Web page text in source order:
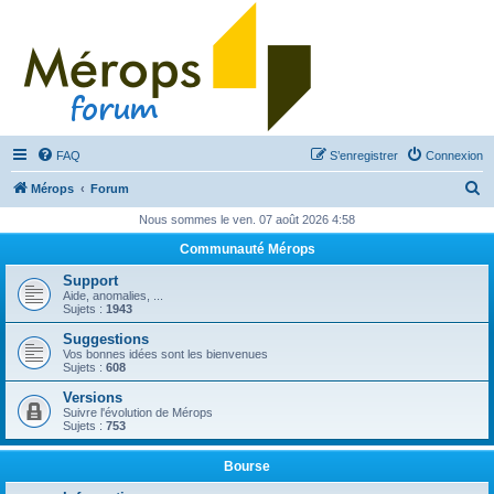
FAQ Connexion
S’enregistrer
Mérops Forum
h
r
Nous sommes le ven. 07 août 2026 4:58
Communauté Mérops
Support
Aide, anomalies, ...
Sujets : 1943
Suggestions
Vos bonnes idées sont les bienvenues
Sujets : 608
Versions
Suivre l'évolution de Mérops
Sujets : 753
Bourse